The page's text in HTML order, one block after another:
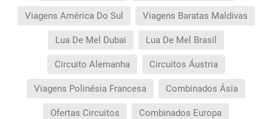
Viagens América Do Sul Viagens Baratas Maldivas
Lua De Mel Dubai Lua De Mel Brasil
Circuito Alemanha Circuitos Áustria
Viagens Polinésia Francesa Combinados Ásia
Ofertas Circuitos Combinados Europa